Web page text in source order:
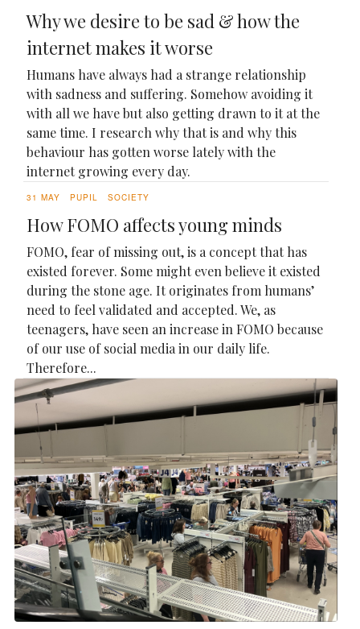
Why we desire to be sad & how the
internet makes it worse
Humans have always had a strange relationship
with sadness and suffering. Somehow avoiding it
with all we have but also getting drawn to it at the
same time. I research why that is and why this
behaviour has gotten worse lately with the
internet growing every day.
31 MAY PUPIL SOCIETY
How FOMO affects young minds
FOMO, fear of missing out, is a concept that has
existed forever. Some might even believe it existed
during the stone age. It originates from humans’
need to feel validated and accepted. We, as
teenagers, have seen an increase in FOMO because
of our use of social media in our daily life.
Therefore...